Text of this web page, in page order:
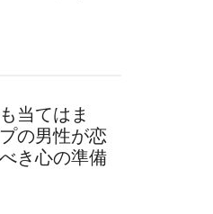
当てはま
の男性が恋
き心の準備